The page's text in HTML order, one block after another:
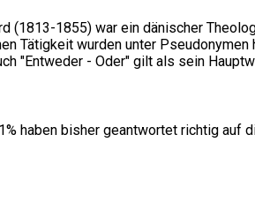
(1813-1855) war ein dänischer
Tätigkeit wurden unter
"Entweder - Oder" gilt als sein
haben bisher geantwortet richtig auf